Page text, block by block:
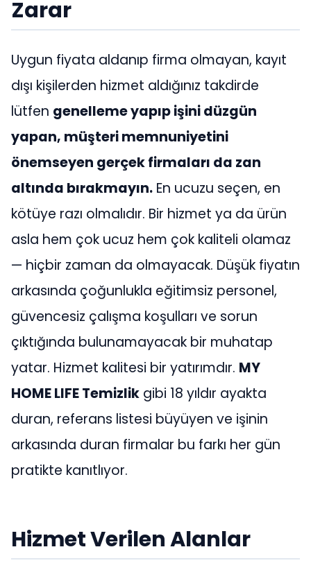
Zarar
Uygun fiyata aldanıp firma olmayan, kayıt
dışı kişilerden hizmet aldığınız takdirde
lütfen genelleme yapıp işini düzgün
yapan, müşteri memnuniyetini
önemseyen gerçek firmaları da zan
altında bırakmayın. En ucuzu seçen, en
kötüye razı olmalıdır. Bir hizmet ya da ürün
asla hem çok ucuz hem çok kaliteli olamaz
— hiçbir zaman da olmayacak. Düşük fiyatın
arkasında çoğunlukla eğitimsiz personel,
güvencesiz çalışma koşulları ve sorun
çıktığında bulunamayacak bir muhatap
yatar. Hizmet kalitesi bir yatırımdır. MY
HOME LIFE Temizlik gibi 18 yıldır ayakta
duran, referans listesi büyüyen ve işinin
arkasında duran firmalar bu farkı her gün
pratikte kanıtlıyor.
Hizmet Verilen Alanlar